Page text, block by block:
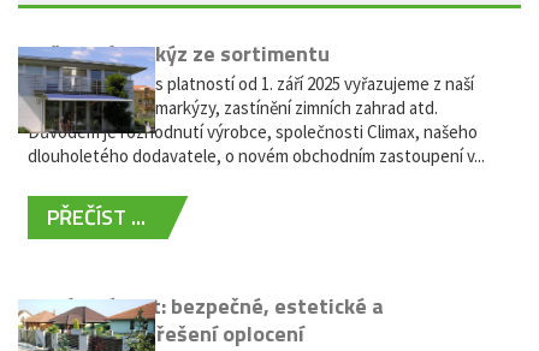
Vyřazení markýz ze sortimentu
Vážení zákazníci, s platností od 1. září 2025 vyřazujeme z naší
nabídky výsuvné markýzy, zastínění zimních zahrad atd.
Důvodem je rozhodnutí výrobce, společnosti Climax, našeho
dlouholetého dodavatele, o novém obchodním zastoupení v...
PŘEČÍST ...
Hliníkový plot: bezpečné, estetické a
bezúdržbové řešení oplocení